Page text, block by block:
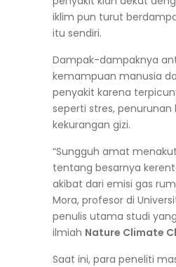
iklim pun turut
itu sendiri.
Dampak-dampaknya
kemampuan manusia
penyakit karena
seperti stres, penurunan
kekurangan gizi.
“Sungguh amat
tentang besarnya
akibat dari emisi gas
Mora, profesor di
penulis utama studi
ilmiah Nature Climate
Saat ini, para peneliti